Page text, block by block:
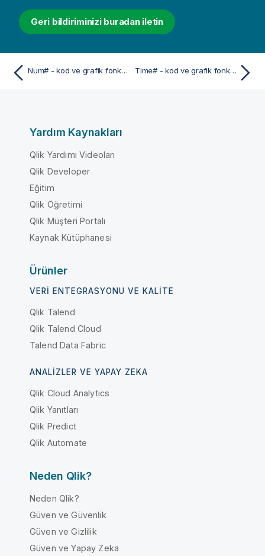
Geri bildiriminizi buradan iletin
Num# - kod ve grafik fonksiyonu Time# - kod ve grafik fonksiyonu
Yardım Kaynakları
Qlik Yardımı Videoları
Qlik Developer
Eğitim
Qlik Öğretimi
Qlik Müşteri Portalı
Kaynak Kütüphanesi
Ürünler
VERI ENTEGRASYONU VE KALITE
Qlik Talend
Qlik Talend Cloud
Talend Data Fabric
ANALIZLER VE YAPAY ZEKA
Qlik Cloud Analytics
Qlik Yanıtları
Qlik Predict
Qlik Automate
Neden Qlik?
Neden Qlik?
Güven ve Güvenlik
Güven ve Gizlilik
Güven ve Yapay Zeka